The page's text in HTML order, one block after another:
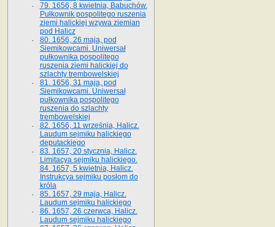
79. 1656, 8 kwietnia, Babuchów.
Pułkownik pospolitego ruszenia
ziemi halickiej wzywa ziemian
pod Halicz
80. 1656, 26 maja, pod
Siemikowcami. Uniwersał
pułkownika pospolitego
ruszenia ziemi halickiej do
szlachty trembowelskiej
81. 1656, 31 maja, pod
Siemikowcami. Uniwersał
pułkownika pospolitego
ruszenia do szlachty
trembowelskiej
82. 1656, 11 września, Halicz.
Laudum sejmiku halickiego
deputackiego
83. 1657, 20 stycznia, Halicz.
Limitacya sejmiku halickiego.
84. 1657, 5 kwietnia, Halicz.
Instrukcya sejmiku posłom do
króla
85. 1657, 29 maja, Halicz.
Laudum sejmiku halickiego
86. 1657, 26 czerwca, Halicz.
Laudum sejmiku halickiego